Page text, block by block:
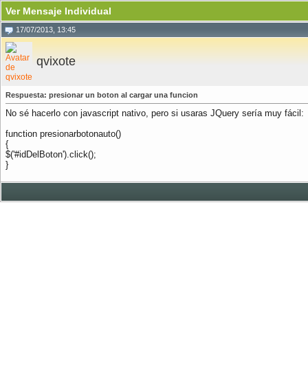
Ver Mensaje Individual
17/07/2013, 13:45
qvixote
Respuesta: presionar un boton al cargar una funcion
No sé hacerlo con javascript nativo, pero si usaras JQuery sería muy fácil:
function presionarbotonauto()
{
$('#idDelBoton').click();
}